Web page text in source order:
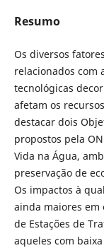
Resumo
Os diversos
relacionados com
tecnológicas
afetam os
destacar dois
propostos pela
Vida na Água,
preservação de
Os impactos à
ainda maiores em
de Estações de
aqueles com